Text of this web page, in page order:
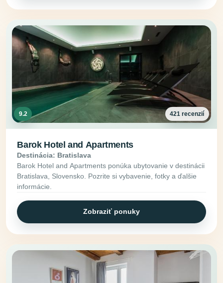
9.2 421 recenzií
Barok Hotel and Apartments
Destinácia: Bratislava
Barok Hotel and Apartments ponúka ubytovanie v destinácii
Bratislava, Slovensko. Pozrite si vybavenie, fotky a ďalšie
informácie.
Zobraziť ponuky